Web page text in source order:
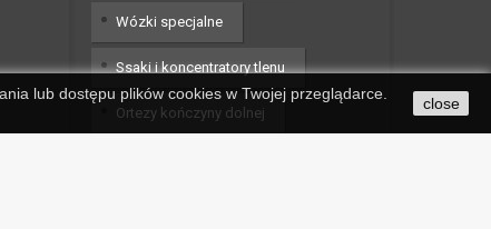
lub dostępu plików cookies w Twojej przeglądarce.
close
Wózki specjalne
Ssaki i koncentratory tlenu
Ortezy kończyny dolnej